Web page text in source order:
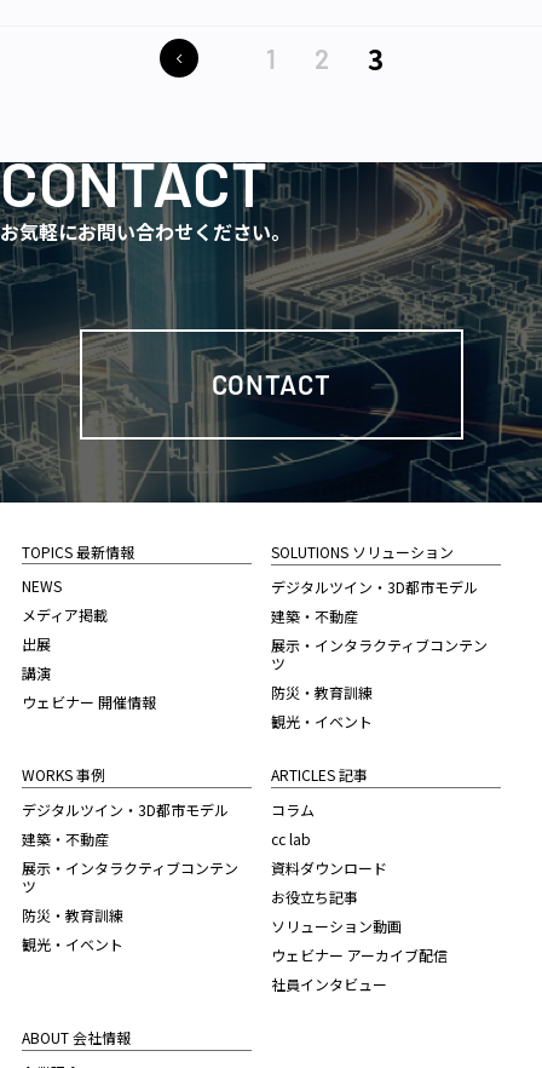
1 2 3
CONTACT
お気軽にお問い合わせください。
CONTACT
TOPICS 最新情報
NEWS
メディア掲載
出展
講演
ウェビナー 開催情報
WORKS 事例
デジタルツイン・3D都市モデル
建築・不動産
展示・インタラクティブコンテン
ツ
防災・教育訓練
観光・イベント
SOLUTIONS ソリューション
デジタルツイン・3D都市モデル
建築・不動産
展示・インタラクティブコンテン
ツ
防災・教育訓練
観光・イベント
ARTICLES 記事
コラム
cc lab
資料ダウンロード
お役立ち記事
ソリューション動画
ウェビナー アーカイブ配信
社員インタビュー
ABOUT 会社情報